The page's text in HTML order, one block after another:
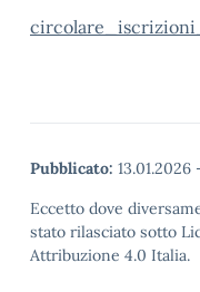
Pubblicato: 13.01.2026
Eccetto dove
stato rilasciato sotto
Attribuzione 4.0 Italia.